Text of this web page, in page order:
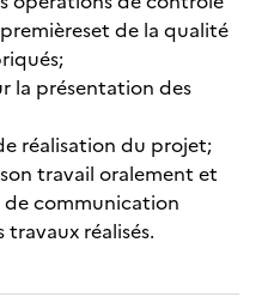
de la qualité
présentation des
réalisation du projet;
travail oralement et
de communication
réalisés.